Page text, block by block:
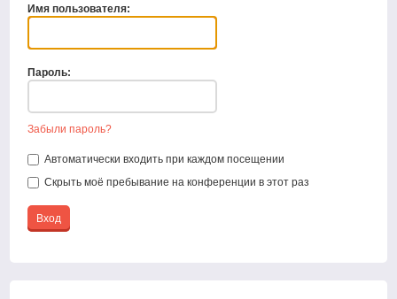
Имя пользователя:
Пароль:
Забыли пароль?
Автоматически входить при каждом посещении
Скрыть моё пребывание на конференции в этот раз